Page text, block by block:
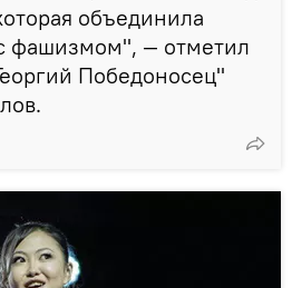
объединила
фашизмом", — отметил
Победоносец"